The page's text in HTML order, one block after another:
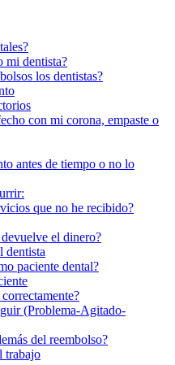
mi dentista?
los dentistas?
con mi corona, empaste o
antes de tiempo o no lo
que no he recibido?
el dinero?
dentista
paciente dental?
(Problema-Agitado-
del reembolso?
trabajo